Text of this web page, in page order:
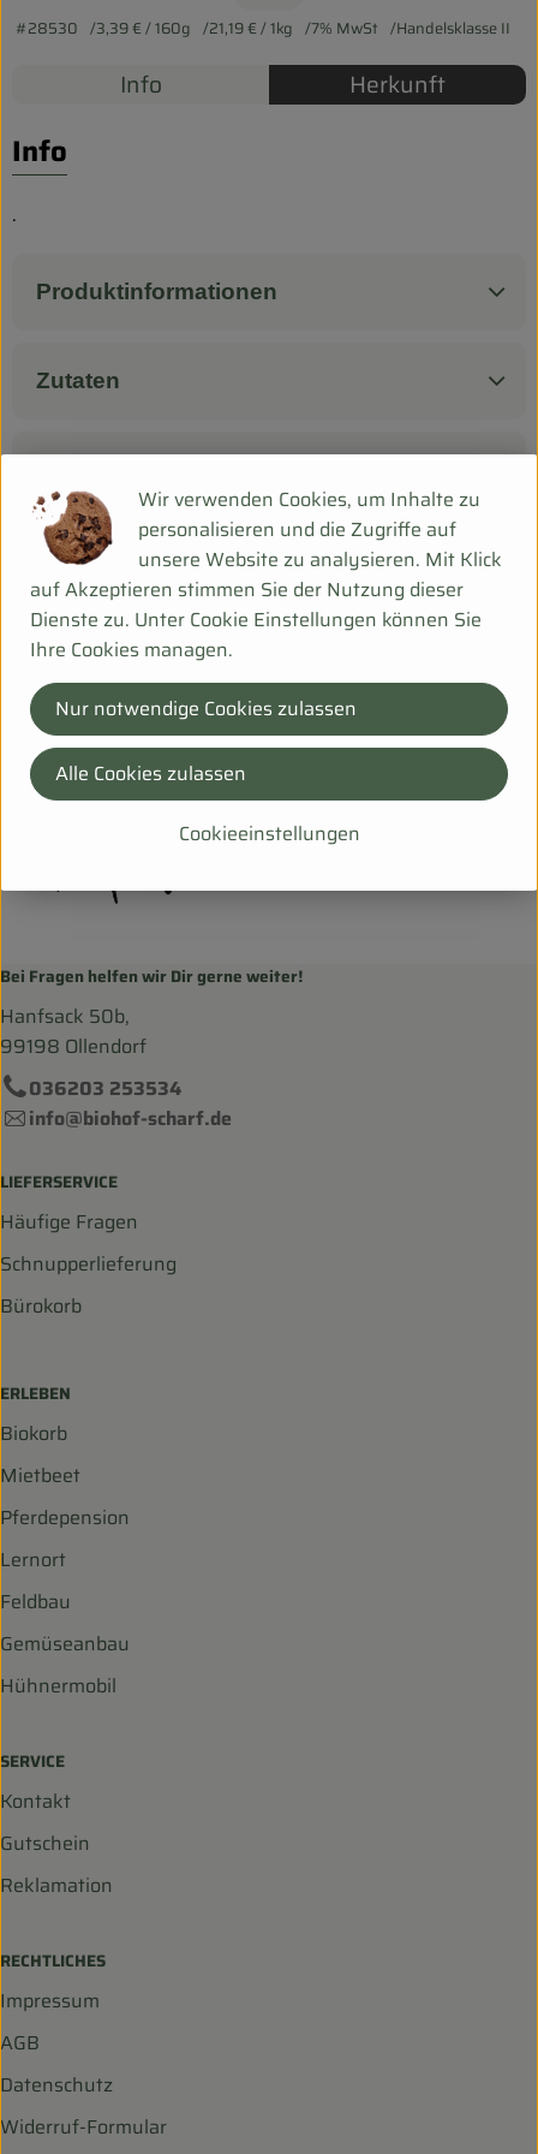
#28530 3,39 €/ 160g 21,19 €/ 1kg 7% MwSt Handelsklasse II
Info Herkunft
Info
.
Produktinformationen
Zutaten
Herkunft
Hersteller: TAI
DV
Taifun
Bei Fragen helfen wir Dir gerne weiter!
Hanfsack 50b,
99198 Ollendorf
036203 253534
info@biohof-scharf.de
LIEFERSERVICE
Häufige Fragen
Schnupperlieferung
Bürokorb
ERLEBEN
Biokorb
Mietbeet
Pferdepension
Lernort
Feldbau
Gemüseanbau
Hühnermobil
SERVICE
Kontakt
Gutschein
Reklamation
RECHTLICHES
Impressum
AGB
Datenschutz
Widerruf-Formular
Wir verwenden Cookies, um Inhalte zu
personalisieren und die Zugriffe auf
unsere Website zu analysieren. Mit Klick
auf Akzeptieren stimmen Sie der Nutzung dieser
Dienste zu. Unter Cookie Einstellungen können Sie
Ihre Cookies managen.
Cookieeinstellungen
Nur notwendige Cookies zulassen
Alle Cookies zulassen